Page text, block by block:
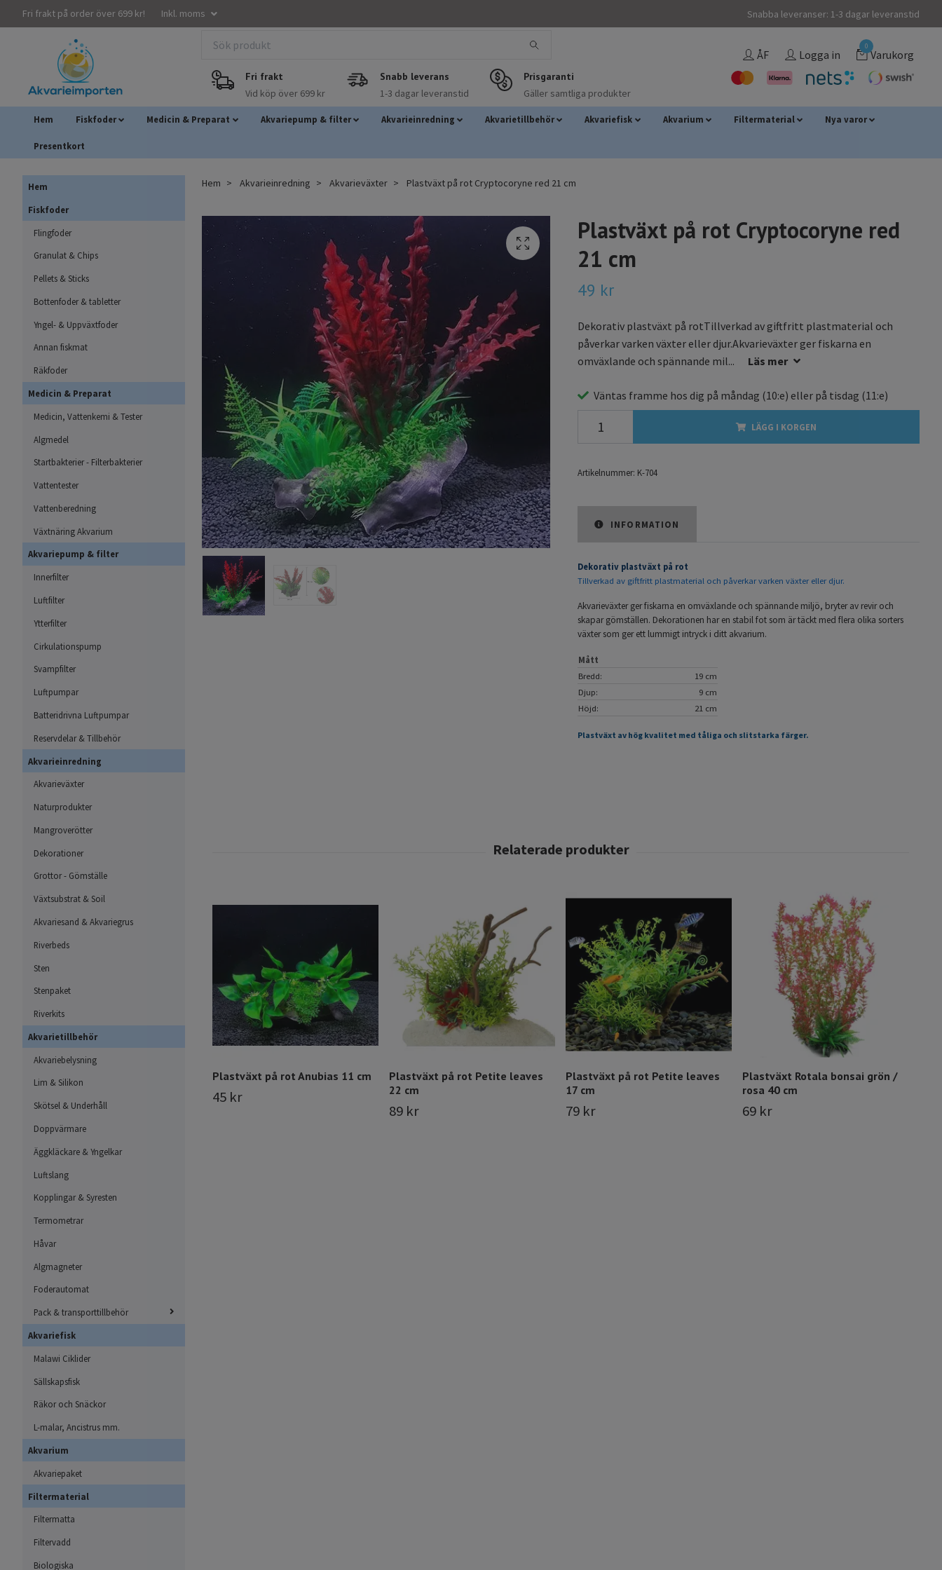
Fri frakt på order över 699 kr! Inkl. moms Snabba leveranser: 1-3 dagar leveranstid
Fri frakt
Vid köp över 699 kr
Snabb leverans
1-3 dagar leveranstid
Prisgaranti
Gäller samtliga produkter
ÅF Logga in
0
Varukorg
Hem Fiskfoder Medicin & Preparat Akvariepump & filter Akvarieinredning Akvarietillbehör Akvariefisk Akvarium Filtermaterial Nya varor
Presentkort
Hem
Fiskfoder
Flingfoder
Granulat & Chips
Pellets & Sticks
Bottenfoder & tabletter
Yngel- & Uppväxtfoder
Annan fiskmat
Räkfoder
Medicin & Preparat
Medicin, Vattenkemi & Tester
Algmedel
Startbakterier - Filterbakterier
Vattentester
Vattenberedning
Växtnäring Akvarium
Akvariepump & filter
Innerfilter
Luftfilter
Ytterfilter
Cirkulationspump
Svampfilter
Luftpumpar
Batteridrivna Luftpumpar
Reservdelar & Tillbehör
Akvarieinredning
Akvarieväxter
Naturprodukter
Mangroverötter
Dekorationer
Grottor - Gömställe
Växtsubstrat & Soil
Akvariesand & Akvariegrus
Riverbeds
Sten
Stenpaket
Riverkits
Akvarietillbehör
Akvariebelysning
Lim & Silikon
Skötsel & Underhåll
Doppvärmare
Äggkläckare & Yngelkar
Luftslang
Kopplingar & Syresten
Termometrar
Håvar
Algmagneter
Foderautomat
Pack & transporttillbehör
Akvariefisk
Malawi Ciklider
Sällskapsfisk
Räkor och Snäckor
L-malar, Ancistrus mm.
Akvarium
Akvariepaket
Filtermaterial
Filtermatta
Filtervadd
Biologiska
Hem Akvarieinredning Akvarieväxter Plastväxt på rot Cryptocoryne red 21 cm
Plastväxt på rot Cryptocoryne red
21 cm
49 kr
Dekorativ plastväxt på rotTillverkad av giftfritt plastmaterial och
påverkar varken växter eller djur.Akvarieväxter ger fiskarna en
omväxlande och spännande mil...
Läs mer
Väntas framme hos dig på måndag (10:e) eller på tisdag (11:e)
LÄGG I KORGEN
Artikelnummer: K-704
INFORMATION
Dekorativ plastväxt på rot
Tillverkad av giftfritt plastmaterial och påverkar varken växter eller djur.
Akvarieväxter ger fiskarna en omväxlande och spännande miljö, bryter av revir och
skapar gömställen. Dekorationen har en stabil fot som är täckt med flera olika sorters
växter som ger ett lummigt intryck i ditt akvarium.
Mått
Bredd:
19 cm
Djup:
9 cm
Höjd:
21 cm
Plastväxt av hög kvalitet med tåliga och slitstarka färger.
Plastväxt på rot Anubias 11 cm
45 kr
Plastväxt på rot Petite leaves
22 cm
89 kr
Plastväxt på rot Petite leaves
17 cm
79 kr
Plastväxt Rotala bonsai grön /
rosa 40 cm
69 kr